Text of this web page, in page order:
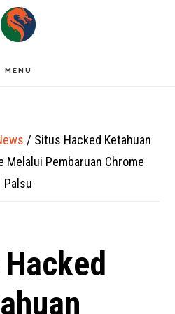
MENU
/ Situs Hacked Ketahuan
Melalui Pembaruan Chrome
Palsu